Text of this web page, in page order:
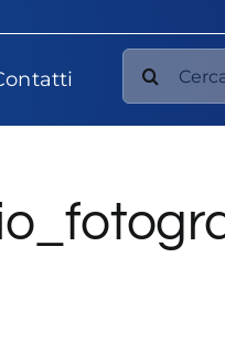
Cerca
per: